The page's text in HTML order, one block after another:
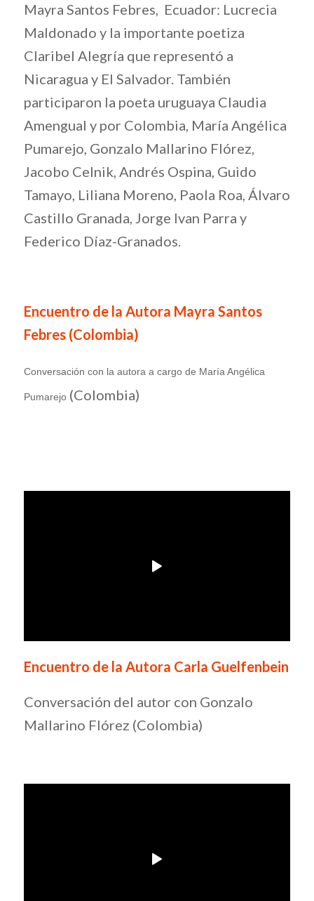
Mayra Santos Febres, Ecuador: Lucrecia
Maldonado y la importante poetiza
Claribel Alegría que representó a
Nicaragua y El Salvador. También
participaron la poeta uruguaya Claudia
Amengual y por Colombia, María Angélica
Pumarejo, Gonzalo Mallarino Flórez,
Jacobo Celnik, Andrés Ospina, Guido
Tamayo, Liliana Moreno, Paola Roa, Álvaro
Castillo Granada, Jorge Ivan Parra y
Federico Díaz-Granados.
Encuentro de la Autora Mayra Santos
Febres (Colombia)
Conversación con la autora a cargo de María Angélica
Pumarejo (Colombia)
Encuentro de la Autora Carla Guelfenbein
Conversación del autor con Gonzalo
Mallarino Flórez (Colombia)